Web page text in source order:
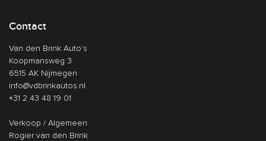
Contact
Van den Brink Auto's
Koopmansweg 3
6515 AK Nijmegen
info@vdbrinkautos.nl
+31 2 43 48 19 01
Verkoop / Algemeen
Rogier van den Brink